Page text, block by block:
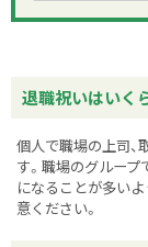
退職祝いはいく
個人で職場の上司
す。職場のグルー
になることが多い
意ください。